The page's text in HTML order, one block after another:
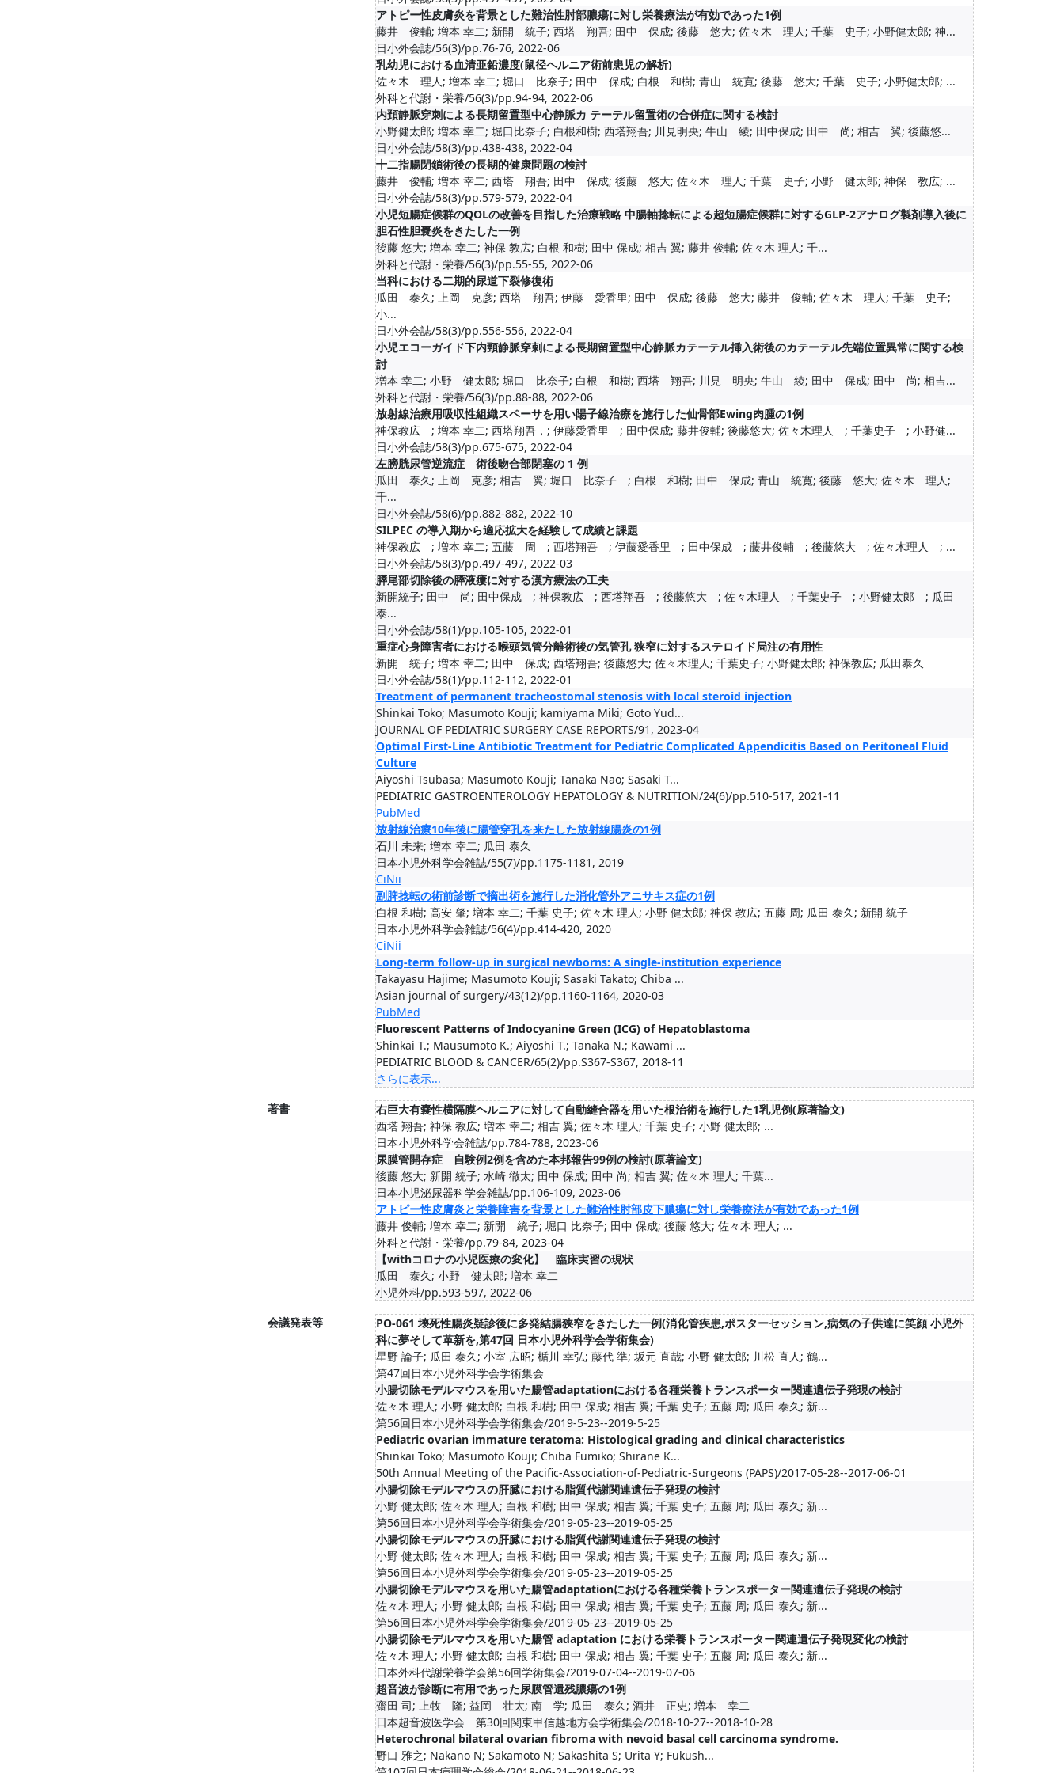
アトピー性皮膚炎を背景とした難治性肘部膿瘍に対し栄養療法が有効であった1例
藤井 俊輔; 増本 幸二; 新開 統子; 西塔 翔吾; 田中 保成; 後藤 悠大; 佐々木 理人; 千葉 史子; 小野健太郎; 神...
日小外会誌/56(3)/pp.76-76, 2022-06
乳幼児における血清亜鉛濃度(鼠径ヘルニア術前患児の解析)
佐々木 理人; 増本 幸二; 堀口 比奈子; 田中 保成; 白根 和樹; 青山 統寛; 後藤 悠大; 千葉 史子; 小野健太郎; ...
外科と代謝・栄養/56(3)/pp.94-94, 2022-06
内頚静脈穿刺による長期留置型中心静脈カ テーテル留置術の合併症に関する検討
小野健太郎; 増本 幸二; 堀口比奈子; 白根和樹; 西塔翔吾; 川見明央; 牛山 綾; 田中保成; 田中 尚; 相吉 翼; 後藤悠...
日小外会誌/58(3)/pp.438-438, 2022-04
十二指腸閉鎖術後の長期的健康問題の検討
藤井 俊輔; 増本 幸二; 西塔 翔吾; 田中 保成; 後藤 悠大; 佐々木 理人; 千葉 史子; 小野 健太郎; 神保 教広; ...
日小外会誌/58(3)/pp.579-579, 2022-04
小児短腸症候群のQOLの改善を目指した治療戦略 中腸軸捻転による超短腸症候群に対するGLP-2アナログ製剤導入後に
胆石性胆嚢炎をきたした一例
後藤 悠大; 増本 幸二; 神保 教広; 白根 和樹; 田中 保成; 相吉 翼; 藤井 俊輔; 佐々木 理人; 千...
外科と代謝・栄養/56(3)/pp.55-55, 2022-06
当科における二期的尿道下裂修復術
瓜田 泰久; 上岡 克彦; 西塔 翔吾; 伊藤 愛香里; 田中 保成; 後藤 悠大; 藤井 俊輔; 佐々木 理人; 千葉 史子;
小...
日小外会誌/58(3)/pp.556-556, 2022-04
小児エコーガイド下内頸静脈穿刺による長期留置型中心静脈カテーテル挿入術後のカテーテル先端位置異常に関する検
討
増本 幸二; 小野 健太郎; 堀口 比奈子; 白根 和樹; 西塔 翔吾; 川見 明央; 牛山 綾; 田中 保成; 田中 尚; 相吉...
外科と代謝・栄養/56(3)/pp.88-88, 2022-06
放射線治療用吸収性組織スペーサを用い陽子線治療を施行した仙骨部Ewing肉腫の1例
神保教広 ; 増本 幸二; 西塔翔吾，; 伊藤愛香里 ; 田中保成; 藤井俊輔; 後藤悠大; 佐々木理人 ; 千葉史子 ; 小野健...
日小外会誌/58(3)/pp.675-675, 2022-04
左膀胱尿管逆流症 術後吻合部閉塞の 1 例
瓜田 泰久; 上岡 克彦; 相吉 翼; 堀口 比奈子 ; 白根 和樹; 田中 保成; 青山 統寛; 後藤 悠大; 佐々木 理人;
千...
日小外会誌/58(6)/pp.882-882, 2022-10
SILPEC の導入期から適応拡大を経験して成績と課題
神保教広 ; 増本 幸二; 五藤 周 ; 西塔翔吾 ; 伊藤愛香里 ; 田中保成 ; 藤井俊輔 ; 後藤悠大 ; 佐々木理人 ; ...
日小外会誌/58(3)/pp.497-497, 2022-03
膵尾部切除後の膵液瘻に対する漢方療法の工夫
新開統子; 田中 尚; 田中保成 ; 神保教広 ; 西塔翔吾 ; 後藤悠大 ; 佐々木理人 ; 千葉史子 ; 小野健太郎 ; 瓜田
泰...
日小外会誌/58(1)/pp.105-105, 2022-01
重症心身障害者における喉頭気管分離術後の気管孔 狭窄に対するステロイド局注の有用性
新開 統子; 増本 幸二; 田中 保成; 西塔翔吾; 後藤悠大; 佐々木理人; 千葉史子; 小野健太郎; 神保教広; 瓜田泰久
日小外会誌/58(1)/pp.112-112, 2022-01
Treatment of permanent tracheostomal stenosis with local steroid injection
Shinkai Toko; Masumoto Kouji; kamiyama Miki; Goto Yud...
JOURNAL OF PEDIATRIC SURGERY CASE REPORTS/91, 2023-04
Optimal First-Line Antibiotic Treatment for Pediatric Complicated Appendicitis Based on Peritoneal Fluid
Culture
Aiyoshi Tsubasa; Masumoto Kouji; Tanaka Nao; Sasaki T...
PEDIATRIC GASTROENTEROLOGY HEPATOLOGY & NUTRITION/24(6)/pp.510-517, 2021-11
PubMed
放射線治療10年後に腸管穿孔を来たした放射線腸炎の1例
石川 未来; 増本 幸二; 瓜田 泰久
日本小児外科学会雑誌/55(7)/pp.1175-1181, 2019
CiNii
副脾捻転の術前診断で摘出術を施行した消化管外アニサキス症の1例
白根 和樹; 高安 肇; 増本 幸二; 千葉 史子; 佐々木 理人; 小野 健太郎; 神保 教広; 五藤 周; 瓜田 泰久; 新開 統子
日本小児外科学会雑誌/56(4)/pp.414-420, 2020
CiNii
Long-term follow-up in surgical newborns: A single-institution experience
Takayasu Hajime; Masumoto Kouji; Sasaki Takato; Chiba ...
Asian journal of surgery/43(12)/pp.1160-1164, 2020-03
PubMed
Fluorescent Patterns of Indocyanine Green (ICG) of Hepatoblastoma
Shinkai T.; Mausumoto K.; Aiyoshi T.; Tanaka N.; Kawami ...
PEDIATRIC BLOOD & CANCER/65(2)/pp.S367-S367, 2018-11
さらに表示...
著書
右巨大有嚢性横隔膜ヘルニアに対して自動縫合器を用いた根治術を施行した1乳児例(原著論文)
西塔 翔吾; 神保 教広; 増本 幸二; 相吉 翼; 佐々木 理人; 千葉 史子; 小野 健太郎; ...
日本小児外科学会雑誌/pp.784-788, 2023-06
尿膜管開存症 自験例2例を含めた本邦報告99例の検討(原著論文)
後藤 悠大; 新開 統子; 水崎 徹太; 田中 保成; 田中 尚; 相吉 翼; 佐々木 理人; 千葉...
日本小児泌尿器科学会雑誌/pp.106-109, 2023-06
アトピー性皮膚炎と栄養障害を背景とした難治性肘部皮下膿瘍に対し栄養療法が有効であった1例
藤井 俊輔; 増本 幸二; 新開 統子; 堀口 比奈子; 田中 保成; 後藤 悠大; 佐々木 理人; ...
外科と代謝・栄養/pp.79-84, 2023-04
【withコロナの小児医療の変化】 臨床実習の現状
瓜田 泰久; 小野 健太郎; 増本 幸二
小児外科/pp.593-597, 2022-06
会議発表等
PO-061 壊死性腸炎疑診後に多発結腸狭窄をきたした一例(消化管疾患,ポスターセッション,病気の子供達に笑顔 小児外
科に夢そして革新を,第47回 日本小児外科学会学術集会)
星野 論子; 瓜田 泰久; 小室 広昭; 楯川 幸弘; 藤代 準; 坂元 直哉; 小野 健太郎; 川松 直人; 鶴...
第47回日本小児外科学会学術集会
小腸切除モデルマウスを用いた腸管adaptationにおける各種栄養トランスポーター関連遺伝子発現の検討
佐々木 理人; 小野 健太郎; 白根 和樹; 田中 保成; 相吉 翼; 千葉 史子; 五藤 周; 瓜田 泰久; 新...
第56回日本小児外科学会学術集会/2019-5-23--2019-5-25
Pediatric ovarian immature teratoma: Histological grading and clinical characteristics
Shinkai Toko; Masumoto Kouji; Chiba Fumiko; Shirane K...
50th Annual Meeting of the Pacific-Association-of-Pediatric-Surgeons (PAPS)/2017-05-28--2017-06-01
小腸切除モデルマウスの肝臓における脂質代謝関連遺伝子発現の検討
小野 健太郎; 佐々木 理人; 白根 和樹; 田中 保成; 相吉 翼; 千葉 史子; 五藤 周; 瓜田 泰久; 新...
第56回日本小児外科学会学術集会/2019-05-23--2019-05-25
小腸切除モデルマウスの肝臓における脂質代謝関連遺伝子発現の検討
小野 健太郎; 佐々木 理人; 白根 和樹; 田中 保成; 相吉 翼; 千葉 史子; 五藤 周; 瓜田 泰久; 新...
第56回日本小児外科学会学術集会/2019-05-23--2019-05-25
小腸切除モデルマウスを用いた腸管adaptationにおける各種栄養トランスポーター関連遺伝子発現の検討
佐々木 理人; 小野 健太郎; 白根 和樹; 田中 保成; 相吉 翼; 千葉 史子; 五藤 周; 瓜田 泰久; 新...
第56回日本小児外科学会学術集会/2019-05-23--2019-05-25
小腸切除モデルマウスを用いた腸管 adaptation における栄養トランスポーター関連遺伝子発現変化の検討
佐々木 理人; 小野 健太郎; 白根 和樹; 田中 保成; 相吉 翼; 千葉 史子; 五藤 周; 瓜田 泰久; 新...
日本外科代謝栄養学会第56回学術集会/2019-07-04--2019-07-06
超音波が診断に有用であった尿膜管遺残膿瘍の1例
齋田 司; 上牧 隆; 益岡 壮太; 南 学; 瓜田 泰久; 酒井 正史; 増本 幸二
日本超音波医学会 第30回関東甲信越地方会学術集会/2018-10-27--2018-10-28
Heterochronal bilateral ovarian fibroma with nevoid basal cell carcinoma syndrome.
野口 雅之; Nakano N; Sakamoto N; Sakashita S; Urita Y; Fukush...